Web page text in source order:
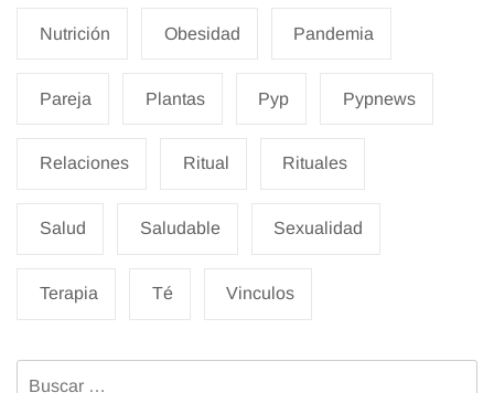
Nutrición Obesidad Pandemia
Pareja Plantas Pyp Pypnews
Relaciones Ritual Rituales
Salud Saludable Sexualidad
Terapia Té Vinculos